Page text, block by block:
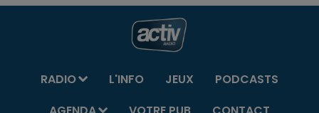
RADIO L'INFO JEUX
PODCASTS